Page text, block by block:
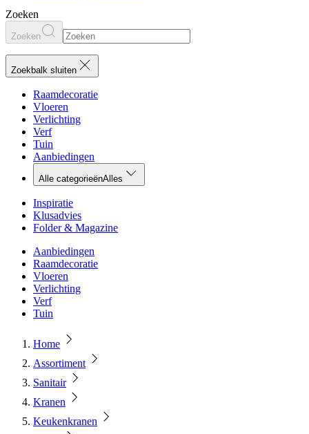
Zoeken
Zoeken
Zoekbalk sluiten
Raamdecoratie
Vloeren
Verlichting
Verf
Tuin
Aanbiedingen
Alle categorieënAlles
Inspiratie
Klusadvies
Folder & Magazine
Aanbiedingen
Raamdecoratie
Vloeren
Verlichting
Verf
Tuin
Home
Assortiment
Sanitair
Kranen
Keukenkranen